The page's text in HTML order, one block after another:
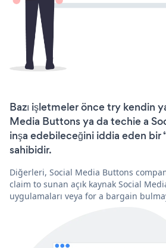
Bazı işletmeler önce try kendin
Media Buttons ya da techie a
inşa edebileceğini iddia eden bir
sahibidir.
Diğerleri, Social Media Buttons
claim to sunan açık kaynak Social
uygulamaları veya for a bargain